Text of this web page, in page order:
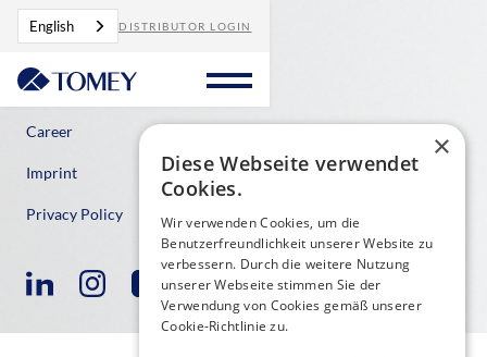
English DISTRIBUTOR LOGIN
Contact
Career
Imprint
Privacy Policy
×
Diese Webseite verwendet
Cookies.
Wir verwenden Cookies, um die
Benutzerfreundlichkeit unserer Website zu
verbessern. Durch die weitere Nutzung
unserer Webseite stimmen Sie der
Verwendung von Cookies gemäß unserer
Cookie-Richtlinie zu.